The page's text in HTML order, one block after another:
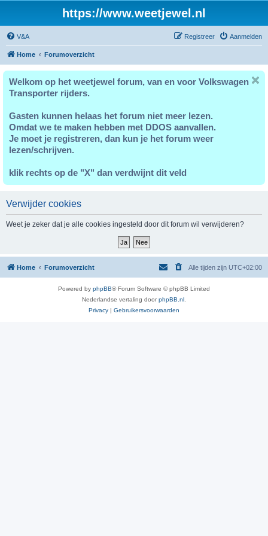
https://www.weetjewel.nl
V&A Aanmelden
Registreer
Home Forumoverzicht
Welkom op het weetjewel forum, van en voor Volkswagen
Transporter rijders.
Gasten kunnen helaas het forum niet meer lezen.
Omdat we te maken hebben met DDOS aanvallen.
Je moet je registreren, dan kun je het forum weer
lezen/schrijven.
klik rechts op de "X" dan verdwijnt dit veld
Verwijder cookies
Weet je zeker dat je alle cookies ingesteld door dit forum wil verwijderen?
Home Forumoverzicht Alle tijden zijn UTC+02:00
Powered by phpBB® Forum Software © phpBB Limited
Nederlandse vertaling doorphpBB.nl
Privacy | Gebruikersvoorwaarden